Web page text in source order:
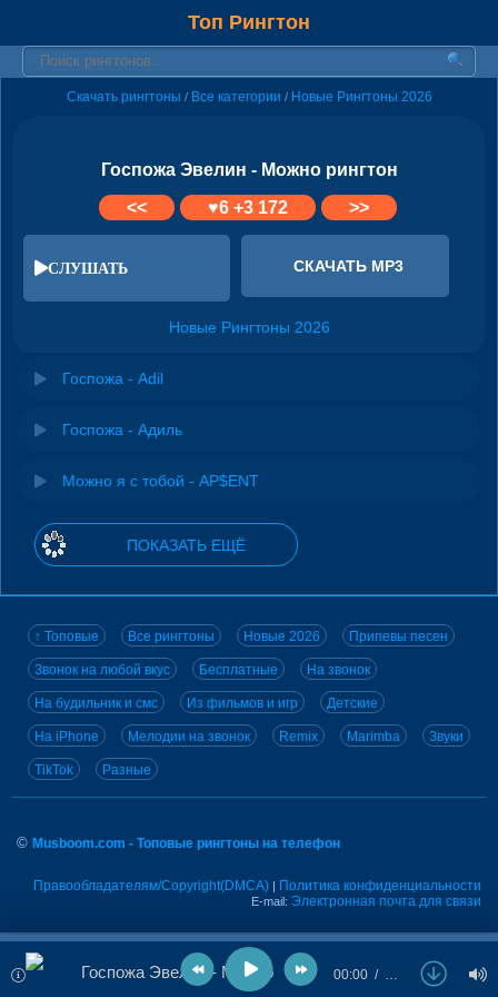
Топ Рингтон
Скачать рингтоны / Все категории / Новые Рингтоны 2026
Госпожа Эвелин - Можно рингтон
<<
♥6 +3 172 >>
СЛУШАТЬ СКАЧАТЬ MP3
Новые Рингтоны 2026
Госпожа - Adil
Госпожа - Адиль
Можно я с тобой - AP$ENT
ПОКАЗАТЬ ЕЩЁ
↑ Топовые Все рингтоны Новые 2026 Припевы песен
Звонок на любой вкус Бесплатные На звонок
На будильник и смс Из фильмов и игр Детские
На iPhone Мелодии на звонок Remix Marimba Звуки
TikTok Разные
© Musboom.com - Топовые рингтоны на телефон
Правообладателям/Copyright(DMCA) | Политика конфиденциальности
E-mail: Электронная почта для связи
Госпожа Эвелин - Можно 00:00 …